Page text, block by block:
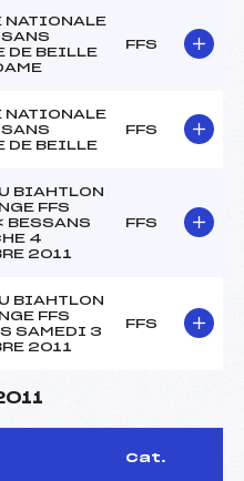
NATIONALE
DE BEILLE
FFS
NATIONALE
DE BEILLE
FFS
BIAHTLON
FFS
BESSANS
4
2011
FFS
BIAHTLON
FFS
SAMEDI 3
2011
FFS
Cat.